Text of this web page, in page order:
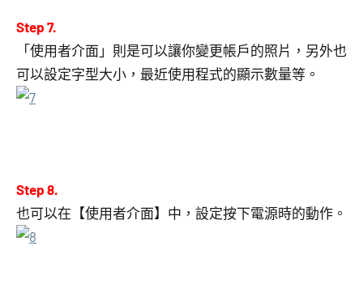
Step 7.
「使用者介面」則是可以讓你變更帳戶的照片，另外也
可以設定字型大小，最近使用程式的顯示數量等。
Step 8.
也可以在【使用者介面】中，設定按下電源時的動作。